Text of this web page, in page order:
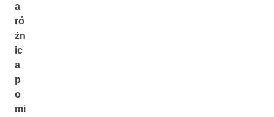
a
ró
żn
ic
a
p
o
mi